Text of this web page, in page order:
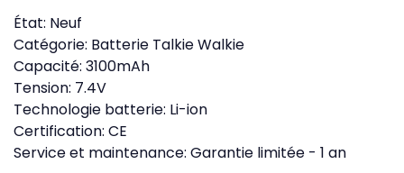
État: Neuf
Catégorie: Batterie Talkie Walkie
Capacité: 3100mAh
Tension: 7.4V
Technologie batterie: Li-ion
Certification: CE
Service et maintenance: Garantie limitée - 1 an